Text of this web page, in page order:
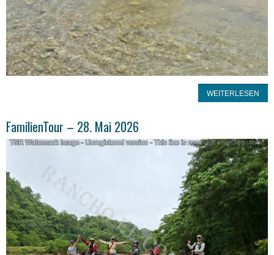
WEITERLESEN
FamilienTour – 28. Mai 2026